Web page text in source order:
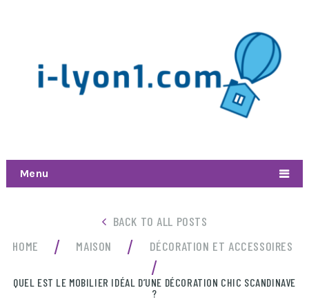
Menu
BACK TO ALL POSTS
HOME
/ MAISON / DÉCORATION ET ACCESSOIRES
/
QUEL EST LE MOBILIER IDÉAL D’UNE DÉCORATION CHIC SCANDINAVE
?